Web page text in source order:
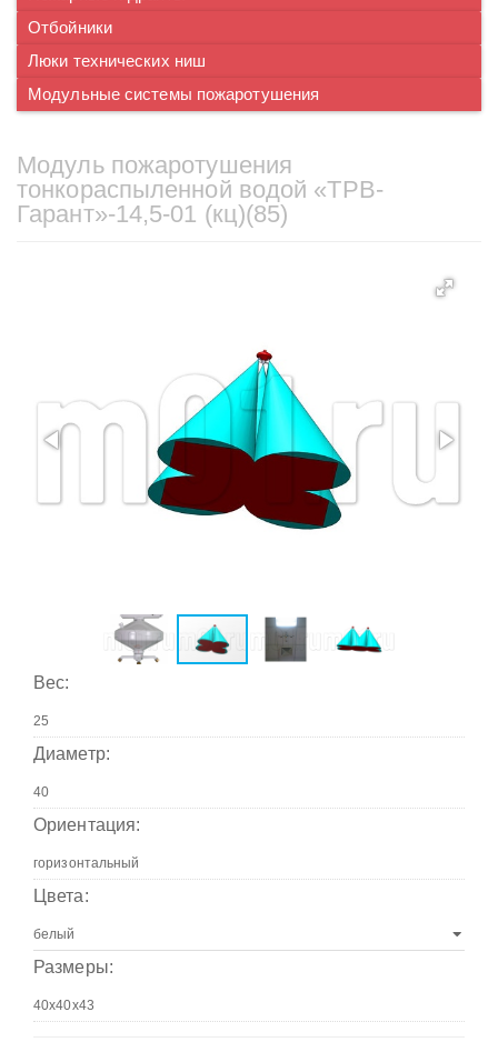
Отбойники
Люки технических ниш
Модульные системы пожаротушения
Модуль пожаротушения
тонкораспыленной водой «ТРВ-
Гарант»-14,5-01 (кц)(85)
Вес:
Диаметр:
Ориентация:
Цвета:
Размеры: